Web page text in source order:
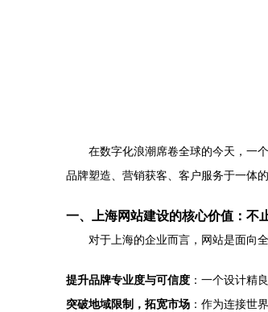
在数字化浪潮席卷全球的今天，一
品牌塑造、营销获客、客户服务于一体
一、上海网站建设的核心价值：不
对于上海的企业而言，网站是面向
提升品牌专业度与可信度 ：一个设计精
突破地域限制，拓宽市场 ：作为连接世